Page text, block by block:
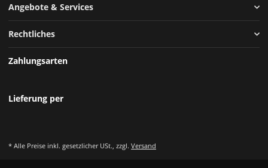
Angebote & Services
Rechtliches
Zahlungsarten
Lieferung per
* Alle Preise inkl. gesetzlicher USt., zzgl. Versand